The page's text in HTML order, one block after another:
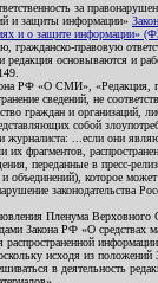
за
и защиты информации»
и о защите информации»
правовую
редакция основываются и
РФ «О СМИ», «Редакция,
сведений, не
граждан и организаций,
собой
журналиста: ...если они
их фрагментов,
переданные в пресс-
объединений), которое
законодательства
Пленума
Закона РФ «О средствах
исходя из положений
в деятельность